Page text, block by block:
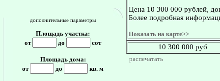
дополнительные параметры
Площадь участка:
от
до сот
Площадь дома:
от
до кв. м
Цена 10 300 000 рублей,
Более подробная
Показать на карте>>
10 300 000 руб
распечатать